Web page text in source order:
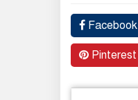
Facebook
Pinterest